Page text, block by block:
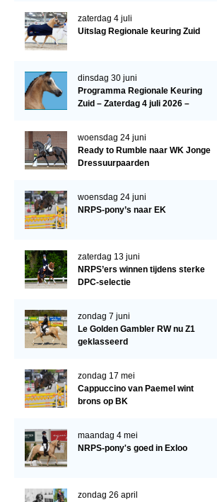
Late Veulenkeuring
Wereldkampioenschap Jonge Paarden
Evenementen
Arabissimo
Veulenregistratie
Veulens en merries
Zoek een NRPS paard
Informatie aan je paard of pony toevoegen
Onze fokkerij
Fokkerij informatie
Fokprogramma's en registratie
Veulen registratie
Predicaten
zaterdag 4 juli
Uitslag Regionale keuring Zuid
dinsdag 30 juni
Programma Regionale Keuring
Zuid – Zaterdag 4 juli 2026 –
woensdag 24 juni
Ready to Rumble naar WK Jonge
Dressuurpaarden
woensdag 24 juni
NRPS-pony’s naar EK
zaterdag 13 juni
NRPS’ers winnen tijdens sterke
DPC-selectie
zondag 7 juni
Le Golden Gambler RW nu Z1
geklasseerd
zondag 17 mei
Cappuccino van Paemel wint
brons op BK
maandag 4 mei
NRPS-pony's goed in Exloo
zondag 26 april